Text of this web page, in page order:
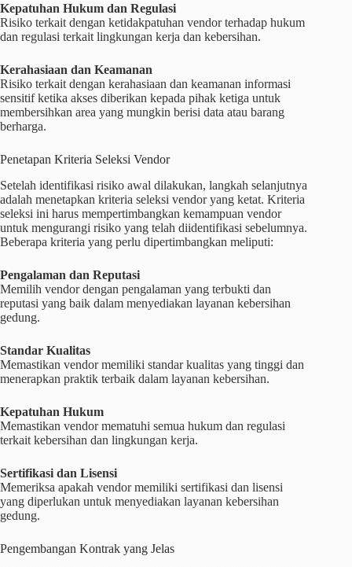
Kepatuhan Hukum dan Regulasi
Risiko terkait dengan ketidakpatuhan vendor terhadap hukum
dan regulasi terkait lingkungan kerja dan kebersihan.
Kerahasiaan dan Keamanan
Risiko terkait dengan kerahasiaan dan keamanan informasi
sensitif ketika akses diberikan kepada pihak ketiga untuk
membersihkan area yang mungkin berisi data atau barang
berharga.
Penetapan Kriteria Seleksi Vendor
Setelah identifikasi risiko awal dilakukan, langkah selanjutnya
adalah menetapkan kriteria seleksi vendor yang ketat. Kriteria
seleksi ini harus mempertimbangkan kemampuan vendor
untuk mengurangi risiko yang telah diidentifikasi sebelumnya.
Beberapa kriteria yang perlu dipertimbangkan meliputi:
Pengalaman dan Reputasi
Memilih vendor dengan pengalaman yang terbukti dan
reputasi yang baik dalam menyediakan layanan kebersihan
gedung.
Standar Kualitas
Memastikan vendor memiliki standar kualitas yang tinggi dan
menerapkan praktik terbaik dalam layanan kebersihan.
Kepatuhan Hukum
Memastikan vendor mematuhi semua hukum dan regulasi
terkait kebersihan dan lingkungan kerja.
Sertifikasi dan Lisensi
Memeriksa apakah vendor memiliki sertifikasi dan lisensi
yang diperlukan untuk menyediakan layanan kebersihan
gedung.
Pengembangan Kontrak yang Jelas